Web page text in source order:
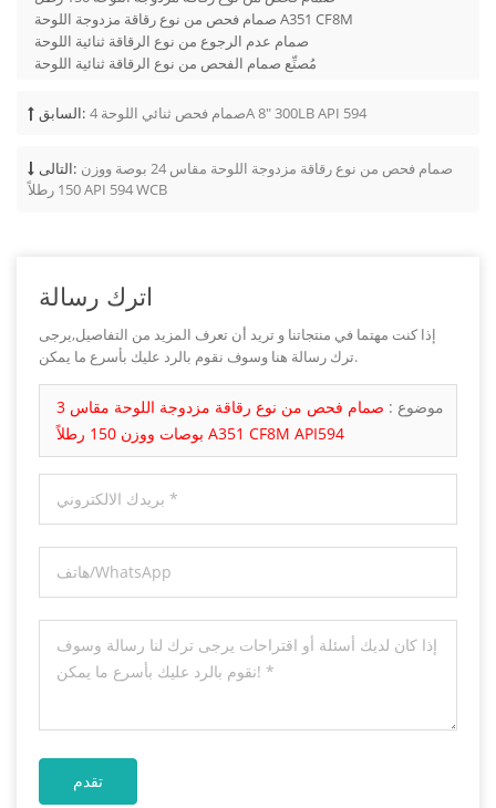
صمام فحص من نوع رقاقة مزدوجة اللوحة A351 CF8M
صمام عدم الرجوع من نوع الرقاقة ثنائية اللوحة
مُصنِّع صمام الفحص من نوع الرقاقة ثنائية اللوحة
السابق: صمام فحص ثنائي اللوحة 4A 8" 300LB API 594
التالى: صمام فحص من نوع رقاقة مزدوجة اللوحة مقاس 24 بوصة ووزن
150 رطلاً API 594 WCB
اترك رسالة
إذا كنت مهتما في منتجاتنا و تريد أن تعرف المزيد من التفاصيل,يرجى
ترك رسالة هنا وسوف نقوم بالرد عليك بأسرع ما يمكن.
موضوع :
صمام فحص من نوع رقاقة مزدوجة اللوحة مقاس 3
بوصات ووزن 150 رطلاً A351 CF8M API594